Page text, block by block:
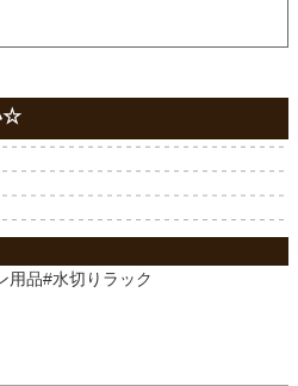
☆
用品#水切りラック